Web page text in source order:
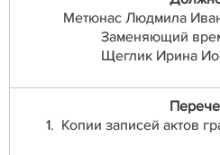
Метюнас Людмила
Заменяющий
Щеглик Ирина
1. Копии записей актов